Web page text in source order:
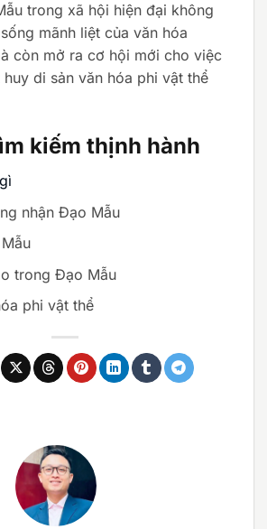
trong xã hội hiện đại không
mãnh liệt của văn hóa
còn mở ra cơ hội mới cho việc
di sản văn hóa phi vật thể
kiếm thịnh hành
nhận Đạo Mẫu
trong Đạo Mẫu
phi vật thể